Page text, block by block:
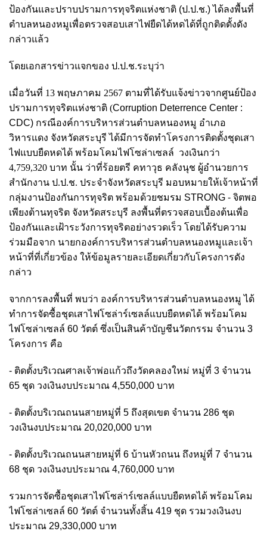
ป้องกันและปราบปรามการทุจริตแห่งชาติ (ป.ป.ช.) ได้ลงพื้นที่
ตำบลหนองหมูเพื่อตรวจสอบเสาไฟยืดได้หดได้ที่ถูกติดตั้งดัง
กล่าวแล้ว
โดยเอกสารข่าวแจกของ ป.ป.ช.ระบุว่า
เมื่อวันที่ 13 พฤษภาคม 2567 ตามที่ได้รับแจ้งข่าวจากศูนย์ป้อง
ปรามการทุจริตแห่งชาติ (Corruption Deterrence Center :
CDC) กรณีองค์การบริหารส่วนตำบลหนองหมู อำเภอ
วิหารแดง จังหวัดสระบุรี ได้มีการจัดทำโครงการติดตั้งชุดเสา
ไฟแบบยืดหดได้ พร้อมโคมไฟโซล่าเซลล์ วงเงินกว่า
4,759,320 บาท นั้น ว่าที่ร้อยตรี คทาวุธ คลังนุช ผู้อำนวยการ
สำนักงาน ป.ป.ช. ประจำจังหวัดสระบุรี มอบหมายให้เจ้าหน้าที่
กลุ่มงานป้องกันการทุจริต พร้อมด้วยชมรม STRONG - จิตพอ
เพียงต้านทุจริต จังหวัดสระบุรี ลงพื้นที่ตรวจสอบเบื้องต้นเพื่อ
ป้องกันและเฝ้าระวังการทุจริตอย่างรวดเร็ว โดยได้รับความ
ร่วมมือจาก นายกองค์การบริหารส่วนตำบลหนองหมูและเจ้า
หน้าที่ที่เกี่ยวข้อง ให้ข้อมูลรายละเอียดเกี่ยวกับโครงการดัง
กล่าว
จากการลงพื้นที่ พบว่า องค์การบริหารส่วนตำบลหนองหมู ได้
ทำการจัดซื้อชุดเสาไฟโซล่าร์เซลล์แบบยืดหดได้ พร้อมโคม
ไฟโซล่าเซลล์ 60 วัตต์ ซึ่งเป็นสินค้าบัญชีนวัตกรรม จำนวน 3
โครงการ คือ
- ติดตั้งบริเวณศาลเจ้าพ่อแก้วถึงวัดคลองใหม่ หมู่ที่ 3 จำนวน
65 ชุด วงเงินงบประมาณ 4,550,000 บาท
- ติดตั้งบริเวณถนนสายหมู่ที่ 5 ถึงสุดเขต จำนวน 286 ชุด
วงเงินงบประมาณ 20,020,000 บาท
- ติดตั้งบริเวณถนนสายหมู่ที่ 6 บ้านหัวถนน ถึงหมู่ที่ 7 จำนวน
68 ชุด วงเงินงบประมาณ 4,760,000 บาท
รวมการจัดซื้อชุดเสาไฟโซล่าร์เซลล์แบบยืดหดได้ พร้อมโคม
ไฟโซล่าเซลล์ 60 วัตต์ จำนวนทั้งสิ้น 419 ชุด รวมวงเงินงบ
ประมาณ 29,330,000 บาท